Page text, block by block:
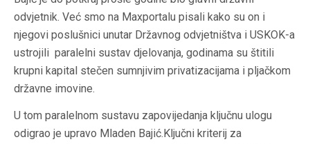
odvjetnik. Već smo na Maxportalu pisali kako su on i
njegovi poslušnici unutar Državnog odvjetništva i USKOK-a
ustrojili paralelni sustav djelovanja, godinama su štitili
krupni kapital stečen sumnjivim privatizacijama i pljačkom
državne imovine.
U tom paralelnom sustavu zapovijedanja ključnu ulogu
odigrao je upravo Mladen Bajić.Ključni kriterij za